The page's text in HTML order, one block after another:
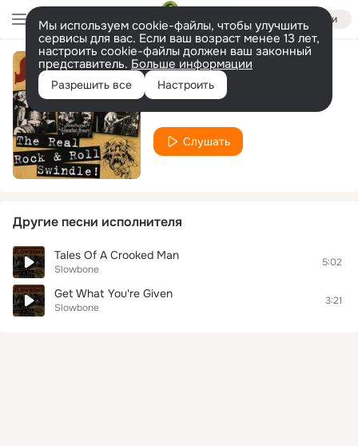
Войти
Мы используем cookie-файлы, чтобы улучшить
сервисы для вас. Если ваш возраст менее 13 лет,
настроить cookie-файлы должен ваш законный
представитель. Больше информации
Разрешить все Настроить
I'd Rather Die First
Слушать
Другие песни исполнителя
Tales Of A Crooked Man
Slowbone
5:02
Get What You're Given
Slowbone
3:21